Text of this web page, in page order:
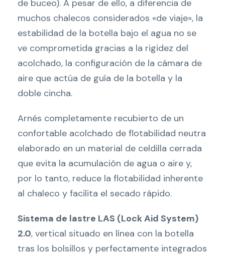
de buceo). A pesar de ello, a diferencia de
muchos chalecos considerados «de viaje», la
estabilidad de la botella bajo el agua no se
ve comprometida gracias a la rigidez del
acolchado, la configuración de la cámara de
aire que actúa de guía de la botella y la
doble cincha.
Arnés completamente recubierto de un
confortable acolchado de flotabilidad neutra
elaborado en un material de celdilla cerrada
que evita la acumulación de agua o aire y,
por lo tanto, reduce la flotabilidad inherente
al chaleco y facilita el secado rápido.
Sistema de lastre LAS (Lock Aid System)
2.0, vertical situado en línea con la botella
tras los bolsillos y perfectamente integrados